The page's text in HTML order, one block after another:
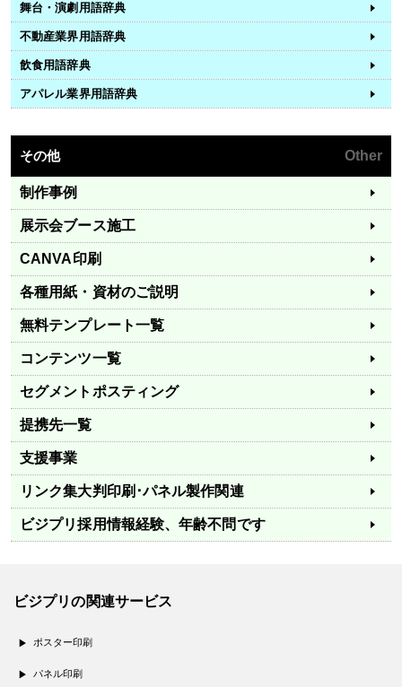
舞台・演劇用語辞典
不動産業界用語辞典
飲食用語辞典
アパレル業界用語辞典
その他 Other
制作事例
展示会ブース施工
CANVA印刷
各種用紙・資材のご説明
無料テンプレート一覧
コンテンツ一覧
セグメントポスティング
提携先一覧
支援事業
リンク集大判印刷･パネル製作関連
ビジプリ採用情報経験、年齢不問です
ビジプリの関連サービス
ポスター印刷
パネル印刷